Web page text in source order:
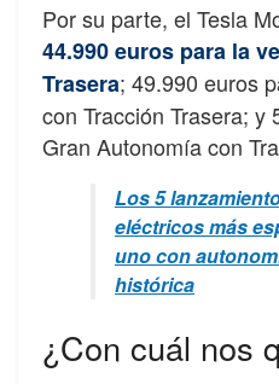
Por su parte, el Tesla
44.990 euros para la
Trasera; 49.990 euros
con Tracción Trasera; y
Gran Autonomía con
Los 5
eléctricos más
uno con
histórica
¿Con cuál nos